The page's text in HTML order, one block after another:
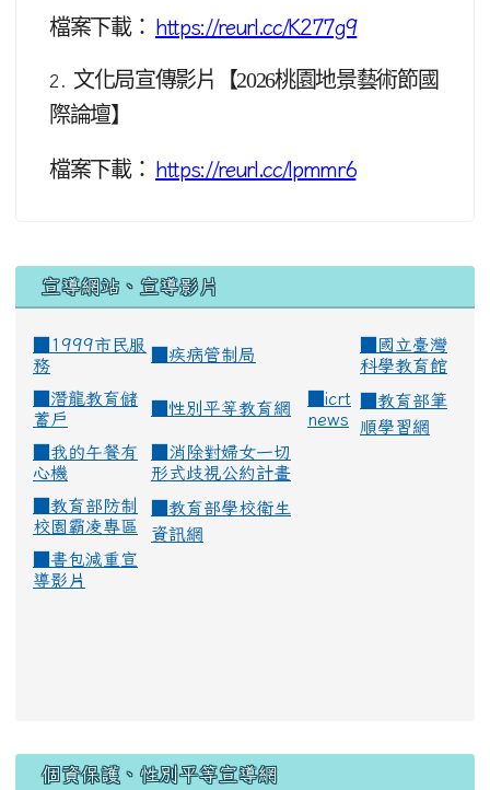
檔案下載： https://reurl.cc/K277g9
2. 文化局宣傳影片【2026桃園地景藝術節國
際論壇】
檔案下載： https://reurl.cc/lpmmr6
宣導網站、宣導影片
■1999市民服
務
疾病管制局
國立臺灣
科學教育館
潛龍教育儲
蓄戶
性別平等教育網
icrt
news
教育部筆
順學習網
我的午餐有
心機
消除對婦女一切
形式歧視公約計畫
教育部防制
校園霸凌專區
教育部學校衛生
資訊網
書包減重宣
導影片
個資保護、性別平等宣導網